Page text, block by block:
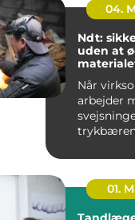
04.
Ndt:
uden at
Når
arbejder
fe...
01.